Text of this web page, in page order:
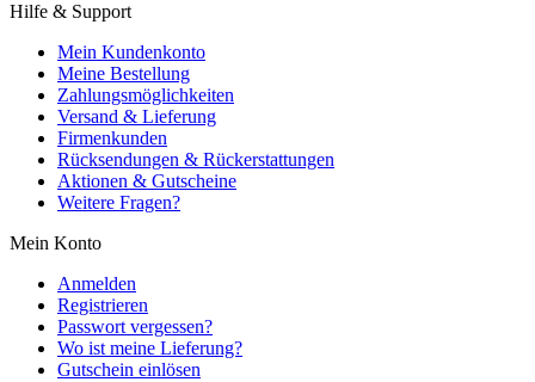
Hilfe & Support
Mein Kundenkonto
Meine Bestellung
Zahlungsmöglichkeiten
Versand & Lieferung
Firmenkunden
Rücksendungen & Rückerstattungen
Aktionen & Gutscheine
Weitere Fragen?
Mein Konto
Anmelden
Registrieren
Passwort vergessen?
Wo ist meine Lieferung?
Gutschein einlösen